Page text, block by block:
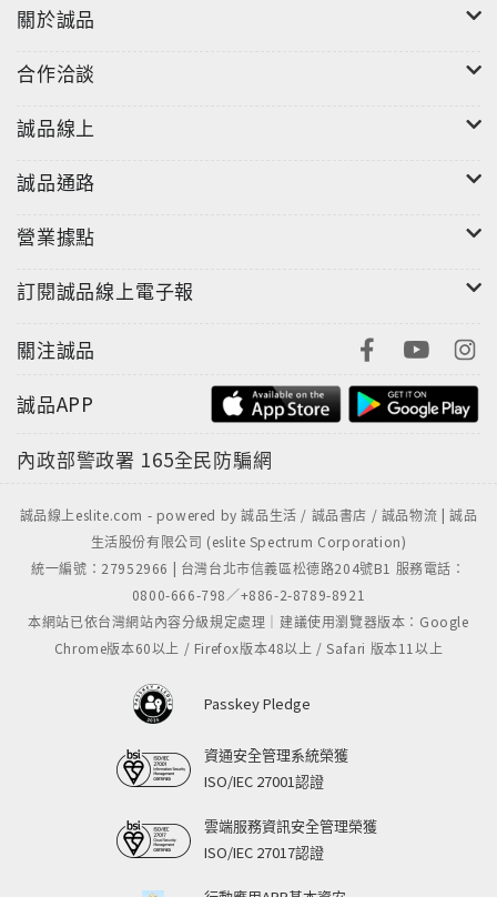
關於誠品
合作洽談
誠品線上
誠品通路
營業據點
訂閱誠品線上電子報
關注誠品
誠品APP
內政部警政署 165全民防騙網
誠品線上eslite.com - powered by 誠品生活 / 誠品書店 / 誠品物流 | 誠品
生活股份有限公司 (eslite Spectrum Corporation)
統一編號：27952966 | 台灣台北市信義區松德路204號B1 服務電話：
0800-666-798／+886-2-8789-8921
本網站已依台灣網站內容分級規定處理｜建議使用瀏覽器版本：Google
Chrome版本60以上 / Firefox版本48以上 / Safari 版本11以上
Passkey Pledge
資通安全管理系統榮獲
ISO/IEC 27001認證
雲端服務資訊安全管理榮獲
ISO/IEC 27017認證